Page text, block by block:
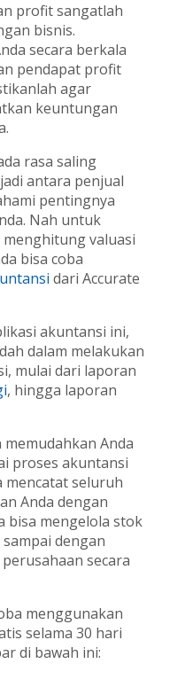
profit sangatlah
bisnis.
secara berkala
pendapat profit
agar
keuntungan
rasa saling
antara penjual
pentingnya
Nah untuk
menghitung valuasi
bisa coba
dari Accurate
akuntansi ini,
dalam melakukan
mulai dari laporan
, hingga laporan
Anda
proses akuntansi
mencatat seluruh
Anda dengan
bisa mengelola stok
dengan
secara
menggunakan
selama 30 hari
di bawah ini: